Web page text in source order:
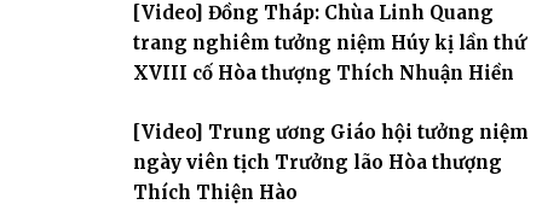
[Video] Đồng Tháp: Chùa Linh Quang
trang nghiêm tưởng niệm Húy kị lần thứ
XVIII cố Hòa thượng Thích Nhuận Hiền
[Video] Trung ương Giáo hội tưởng niệm
ngày viên tịch Trưởng lão Hòa thượng
Thích Thiện Hào